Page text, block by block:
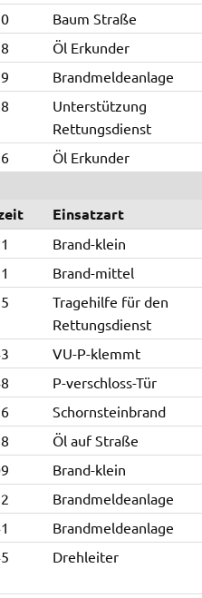
Baum Straße
Öl Erkunder
Brandmeldeanlage
Unterstützung
Rettungsdienst
Öl Erkunder
Einsatzart
Brand-klein
Brand-mittel
Tragehilfe für den
Rettungsdienst
VU-P-klemmt
P-verschloss-Tür
Schornsteinbrand
Öl auf Straße
Brand-klein
Brandmeldeanlage
Brandmeldeanlage
Drehleiter